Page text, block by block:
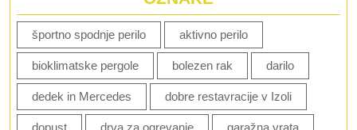
športno spodnje perilo aktivno perilo
bioklimatske pergole bolezen rak darilo
dedek in Mercedes dobre restavracije v Izoli
dopust drva za ogrevanje garažna vrata